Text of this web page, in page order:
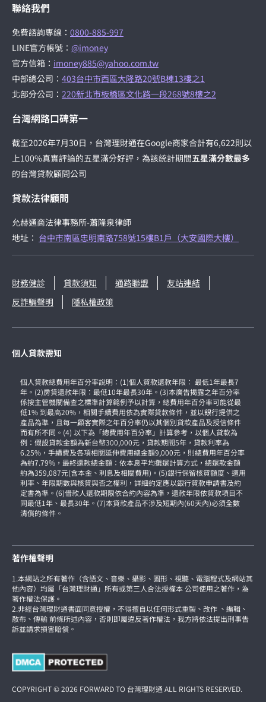
聯絡我們
免費諮詢專線： 0800-885-997
LINE官方帳號： @imoney
官方信箱： imoney885@yahoo.com.tw
中部總公司： 403台中市西區大隆路20號B棟13樓之1
北部分公司： 220新北市板橋區文化路一段268號8樓之2
台灣網路口碑第一
截至2026年7月30日，台灣理財通在Google商家合計有6,622則以
上100%真實評論的五星滿分好評，為該統計期間五星滿分數最多
的台灣貸款顧問公司
貸款法律顧問
允赫通商法律事務所-蕭隆泉律師
地址： 台中市南區忠明南路758號15樓B1戶（大安國際大樓）
財務健診 貸款須知 通路聯盟
友站連結
反詐騙聲明
隱私權政策
個人貸款需知
個人貸款總費用年百分率說明：(1)個人貸款還款年限： 最低1年最長7
年。(2)房貸還款年限：最低10年最長30年。(3)本廣告揭露之年百分率
係按主管機關備查之標準計算範例予以計算，總費用年百分率可能從最
低1% 到最高20%，相關手續費用依為實際貸款條件，並以銀行提供之
產品為準，且每一顧客實際之年百分率仍以其個別貸款產品及授信條件
而有所不同。(4) 以下為「總費用年百分率」計算參考，以個人貸款為
例：假設貸款金額為新台幣300,000元，貸款期間5年，貸款利率為
6.25%，手續費及各項相關延伸費用總金額9,000元，則總費用年百分率
為約7.79%，最終還款總金額：依本息平均攤還計算方式，總還款金額
約為359,087元(含本金、利息及相關費用)。(5)銀行保留核貸額度、適用
利率、年限期數與核貸與否之權利，詳細約定應以銀行貸款申請書及約
定書為準。(6)借款人還款期限依合約內容為準，還款年限依貸款項目不
同最低1年、最長30年。(7)本貸款產品不涉及短期內(60天內)必須全數
清償的條件。
著作權聲明
1.本網站之所有著作（含語文、音樂、攝影、圖形、視聽、電腦程式及網站其
他內容）均屬「台灣理財通」所有或第三人合法授權本 公司使用之著作，為
著作權法保護。
2.非經台灣理財通書面同意授權，不得擅自以任何形式重製、改作 、編輯、
散布、傳輸 前條所述內容，否則即屬違反著作權法，我方將依法提出刑事告
訴並請求損害賠償。
COPYRIGHT © 2026 FORWARD TO 台灣理財通 ALL RIGHTS RESERVED.